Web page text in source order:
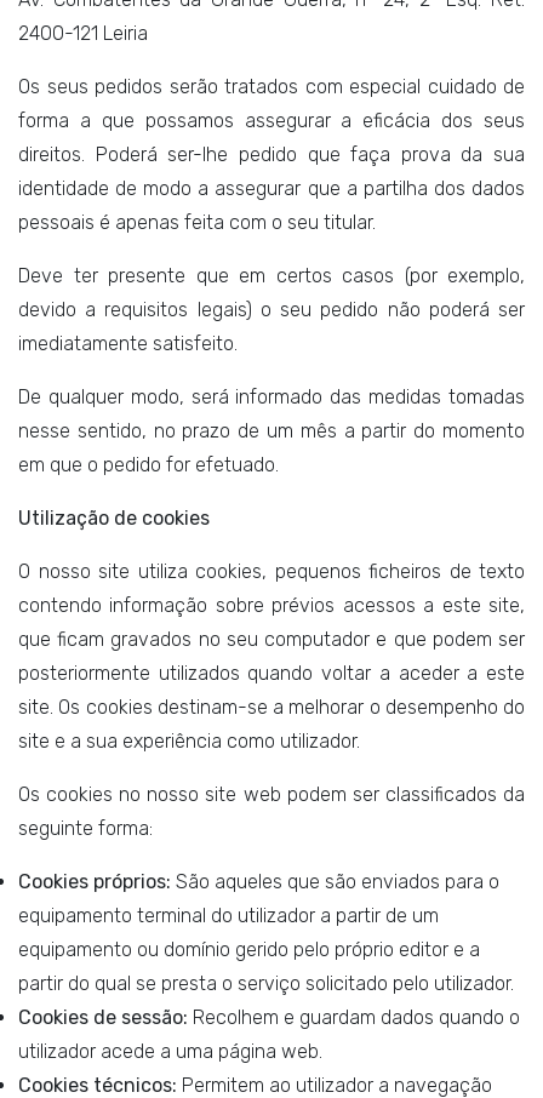
2400-121 Leiria
Os seus pedidos serão tratados com especial cuidado de
forma a que possamos assegurar a eficácia dos seus
direitos. Poderá ser-lhe pedido que faça prova da sua
identidade de modo a assegurar que a partilha dos dados
pessoais é apenas feita com o seu titular.
Deve ter presente que em certos casos (por exemplo,
devido a requisitos legais) o seu pedido não poderá ser
imediatamente satisfeito.
De qualquer modo, será informado das medidas tomadas
nesse sentido, no prazo de um mês a partir do momento
em que o pedido for efetuado.
Utilização de cookies
O nosso site utiliza cookies, pequenos ficheiros de texto
contendo informação sobre prévios acessos a este site,
que ficam gravados no seu computador e que podem ser
posteriormente utilizados quando voltar a aceder a este
site. Os cookies destinam-se a melhorar o desempenho do
site e a sua experiência como utilizador.
Os cookies no nosso site web podem ser classificados da
seguinte forma:
Cookies próprios: São aqueles que são enviados para o
equipamento terminal do utilizador a partir de um
equipamento ou domínio gerido pelo próprio editor e a
partir do qual se presta o serviço solicitado pelo utilizador.
Cookies de sessão: Recolhem e guardam dados quando o
utilizador acede a uma página web.
Cookies técnicos: Permitem ao utilizador a navegação